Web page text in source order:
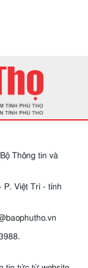
Thông tin và
P. Việt Trì - tỉnh